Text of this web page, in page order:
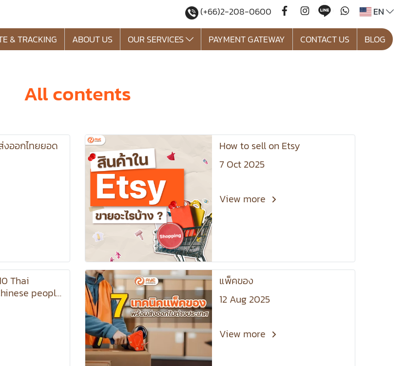
(+66)2-208-0600 EN
& TRACKING ABOUT US OUR SERVICES PAYMENT GATEWAY CONTACT US BLOG
All contents
งออกไทยยอด
How to sell on Etsy
7 Oct 2025
View more
Thai
people
online
แพ็คของ
12 Aug 2025
View more